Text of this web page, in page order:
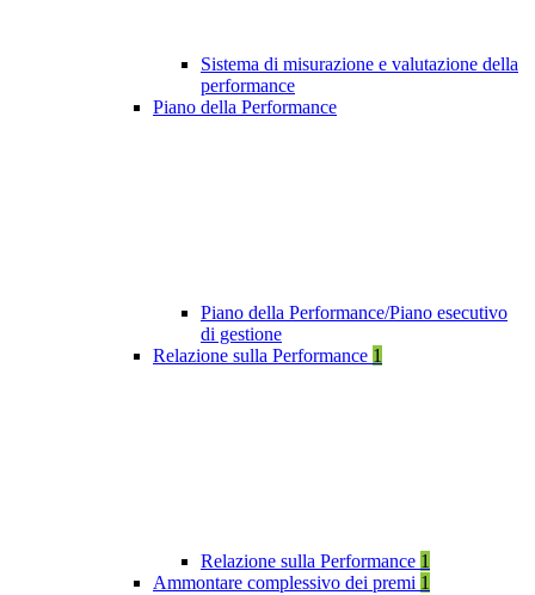
Sistema di misurazione e valutazione della
performance
Piano della Performance
Piano della Performance/Piano esecutivo
di gestione
Relazione sulla Performance 1
Relazione sulla Performance 1
Ammontare complessivo dei premi 1